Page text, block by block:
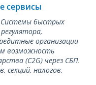
сервисы
Системы быстрых
организации
возможность
(С2G) через СБП.
секций, налогов,